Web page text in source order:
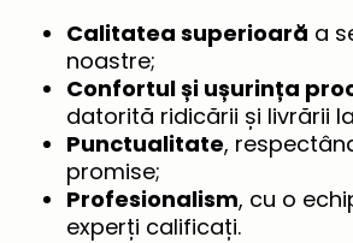
Calitatea superioară a
noastre;
Confortul și ușurința
datorită ridicării și livrării
Punctualitate,
promise;
Profesionalism, cu o
experți calificați.